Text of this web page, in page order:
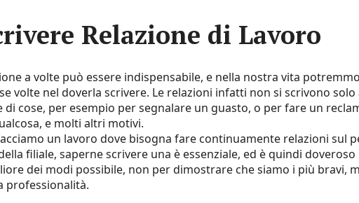
Relazione di Lavoro
a volte può essere indispensabile, e nella nostra vita potremmo
volte nel doverla scrivere. Le relazioni infatti non si scrivono solo
di cose, per esempio per segnalare un guasto, o per fare un
e molti altri motivi.
un lavoro dove bisogna fare continuamente relazioni sul
filiale, saperne scrivere una è essenziale, ed è quindi
dei modi possibile, non per dimostrare che siamo i più bravi,
professionalità.